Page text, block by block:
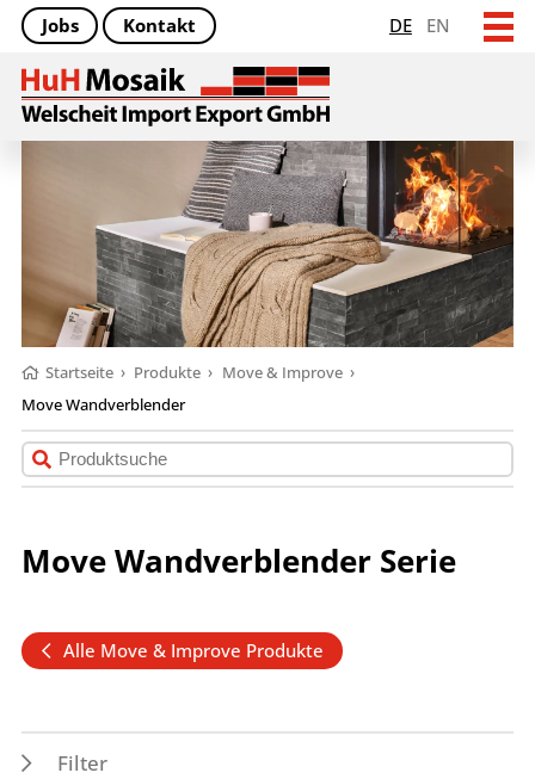
DE EN
Jobs Kontakt
Startseite › Produkte › Move & Improve ›
Move Wandverblender
Move Wandverblender Serie
Alle Move & Improve Produkte
Filter